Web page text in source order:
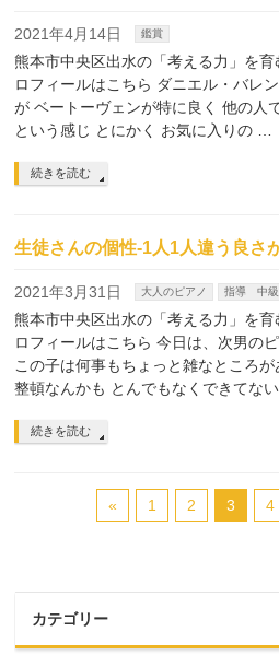
2021年4月14日 鑑賞
熊本市中央区出水の「考える力」を
ロフィールはこちら ダニエル・バレ
が ベートーヴェンが特に良く 他の人
という感じ とにかく お気に入りの …
続きを読む
生徒さんの個性-1人1人違う良さ
2021年3月31日 大人のピアノ 指導 中級
熊本市中央区出水の「考える力」を
ロフィールはこちら 今日は、次男の
この子は何事もちょっと雑なところ
整頓なんかも とんでもなくできてな
続きを読む
« 1 2 3 4
カテゴリー